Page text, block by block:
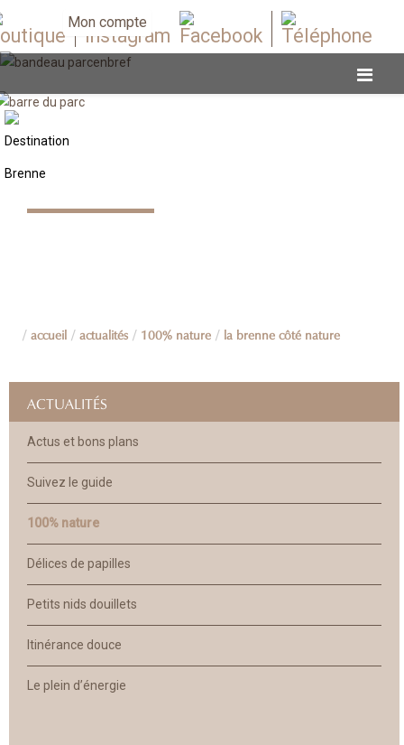
Mon compte
accueil actualités 100% nature la brenne côté nature
ACTUALITÉS
Actus et bons plans
Suivez le guide
100% nature
Délices de papilles
Petits nids douillets
Itinérance douce
Le plein d’énergie